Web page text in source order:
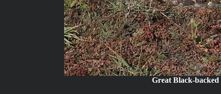
Great Black-